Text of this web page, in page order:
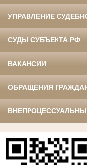
УПРАВЛЕНИЕ
СУДЫ СУБЪЕКТА РФ
ВАКАНСИИ
ОБРАЩЕНИЯ